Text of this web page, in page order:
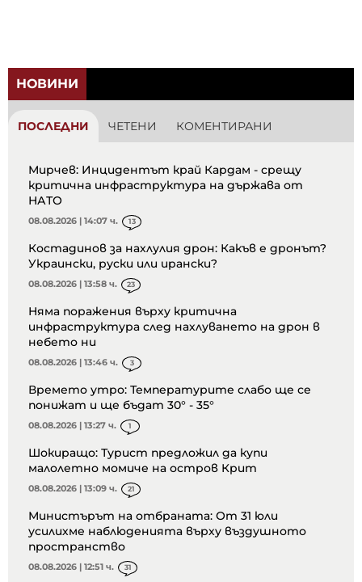
НОВИНИ
ПОСЛЕДНИ ЧЕТЕНИ КОМЕНТИРАНИ
Мирчев: Инцидентът край Кардам - срещу
критична инфраструктура на държава от
НАТО
08.08.2026 | 14:07 ч. 13
Костадинов за нахлулия дрон: Какъв е дронът?
Украински, руски или ирански?
08.08.2026 | 13:58 ч. 23
Няма поражения върху критична
инфраструктура след нахлуването на дрон в
небето ни
08.08.2026 | 13:46 ч. 3
Времето утро: Температурите слабо ще се
понижат и ще бъдат 30° - 35°
08.08.2026 | 13:27 ч. 1
Шокиращо: Турист предложил да купи
малолетно момиче на остров Крит
08.08.2026 | 13:09 ч. 21
Министърът на отбраната: От 31 юли
усилихме наблюденията върху въздушното
пространство
08.08.2026 | 12:51 ч. 31